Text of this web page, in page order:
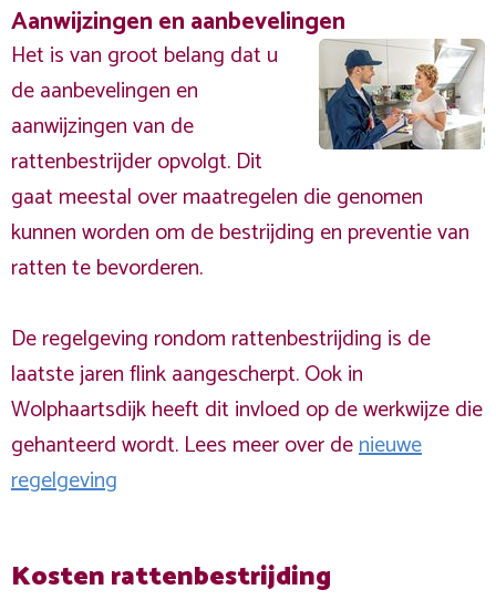
Aanwijzingen en aanbevelingen
Het is van groot belang dat u
de aanbevelingen en
aanwijzingen van de
rattenbestrijder opvolgt. Dit
gaat meestal over maatregelen die genomen
kunnen worden om de bestrijding en preventie van
ratten te bevorderen.
De regelgeving rondom rattenbestrijding is de
laatste jaren flink aangescherpt. Ook in
Wolphaartsdijk heeft dit invloed op de werkwijze die
gehanteerd wordt. Lees meer over denieuwe
regelgeving
Kosten rattenbestrijding